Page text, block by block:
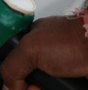
montos del
por litro aplicables
de los estímulos
al
se espera